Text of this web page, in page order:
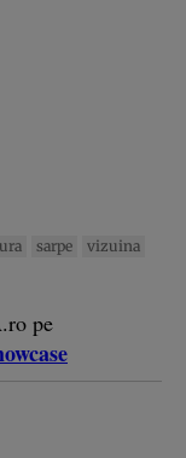
sarpe vizuina
pe